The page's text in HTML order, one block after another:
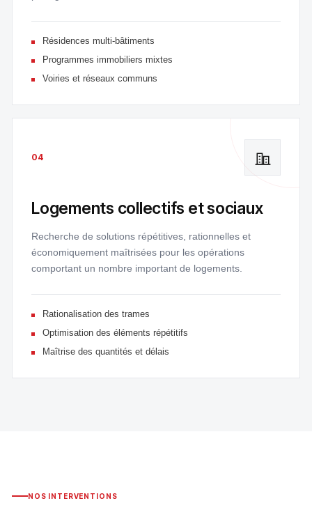
Résidences multi-bâtiments
Programmes immobiliers mixtes
Voiries et réseaux communs
04
Logements collectifs et sociaux
Recherche de solutions répétitives, rationnelles et
économiquement maîtrisées pour les opérations
comportant un nombre important de logements.
Rationalisation des trames
Optimisation des éléments répétitifs
Maîtrise des quantités et délais
NOS INTERVENTIONS